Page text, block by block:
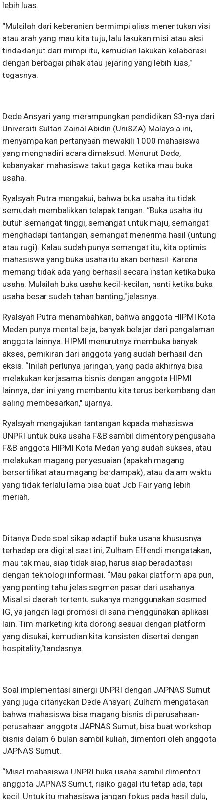
lebih luas.
“Mulailah dari keberanian bermimpi alias menentukan visi
atau arah yang mau kita tuju, lalu lakukan misi atau aksi
tindaklanjut dari mimpi itu, kemudian lakukan kolaborasi
dengan berbagai pihak atau jejaring yang lebih luas,"
tegasnya.
Dede Ansyari yang merampungkan pendidikan S3-nya dari
Universiti Sultan Zainal Abidin (UniSZA) Malaysia ini,
menyampaikan pertanyaan mewakili 1000 mahasiswa
yang menghadiri acara dimaksud. Menurut Dede,
kebanyakan mahasiswa takut gagal ketika mau buka
usaha.
Ryalsyah Putra mengakui, bahwa buka usaha itu tidak
semudah membalikkan telapak tangan. “Buka usaha itu
butuh semangat tinggi, semangat untuk maju, semangat
menghadapi tantangan, semangat menerima hasil (untung
atau rugi). Kalau sudah punya semangat itu, kita optimis
mahasiswa yang buka usaha itu akan berhasil. Karena
memang tidak ada yang berhasil secara instan ketika buka
usaha. Mulailah buka usaha kecil-kecilan, nanti ketika buka
usaha besar sudah tahan banting,"jelasnya.
Ryalsyah Putra menambahkan, bahwa anggota HIPMI Kota
Medan punya mental baja, banyak belajar dari pengalaman
anggota lainnya. HIPMI menurutnya membuka banyak
akses, pemikiran dari anggota yang sudah berhasil dan
eksis. “Inilah perlunya jaringan, yang pada akhirnya bisa
melakukan kerjasama bisnis dengan anggota HIPMI
lainnya, dan ini yang membantu kita terus berkembang dan
saling membesarkan," ujarnya.
Ryalsyah mengajukan tantangan kepada mahasiswa
UNPRI untuk buka usaha F&B sambil dimentory pengusaha
F&B anggota HIPMI Kota Medan yang sudah sukses, atau
melakukan magang penyesuaian (apakah magang
bersertifikat atau magang berdampak), atau dalam waktu
yang tidak terlalu lama bisa buat Job Fair yang lebih
meriah.
Ditanya Dede soal sikap adaptif buka usaha khususnya
terhadap era digital saat ini, Zulham Effendi mengatakan,
mau tak mau, siap tidak siap, harus siap beradaptasi
dengan teknologi informasi. “Mau pakai platform apa pun,
yang penting tahu jelas segmen pasar dari usahanya.
Misal si daerah tertentu sukanya menggunakan sosmed
IG, ya jangan lagi promosi di sana menggunakan aplikasi
lain. Tim marketing kita dorong sesuai dengan platform
yang disukai, kemudian kita konsisten disertai dengan
hospitality,"tandasnya.
Soal implementasi sinergi UNPRI dengan JAPNAS Sumut
yang juga ditanyakan Dede Ansyari, Zulham mengatakan
bahwa mahasiswa bisa magang bisnis di perusahaan-
perusahaan anggota JAPNAS Sumut, bisa buat workshop
bisnis dalam 6 bulan sambil kuliah, dimentori oleh anggota
JAPNAS Sumut.
“Misal mahasiswa UNPRI buka usaha sambil dimentori
anggota JAPNAS Sumut, risiko gagal itu tetap ada, tapi
kecil. Untuk itu mahasiswa jangan fokus pada hasil dulu,